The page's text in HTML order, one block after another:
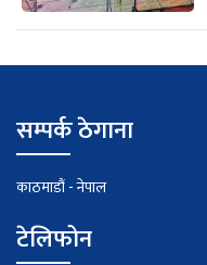
सम्पर्क ठेगाना
काठमाडौं - नेपाल
टेलिफोन